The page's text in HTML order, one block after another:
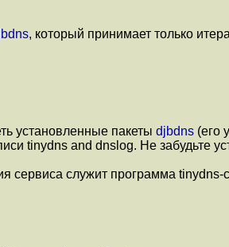
, который принимает только
установленные пакеты djbdns (его
tinydns and dnslog. Не забудьте
сервиса служит программа